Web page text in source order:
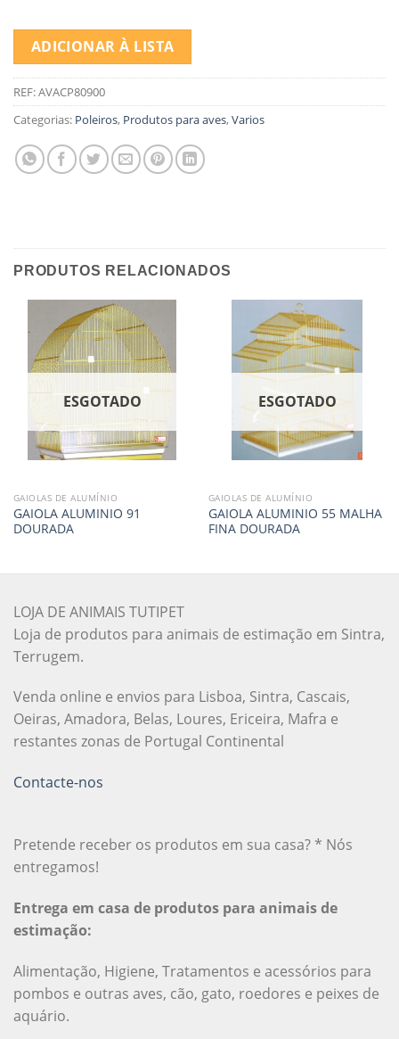
ADICIONAR À LISTA
REF:AVACP80900
Categorias: Poleiros, Produtos para aves,Varios
PRODUTOS RELACIONADOS
ESGOTADO
GAIOLAS DE ALUMÍNIO
GAIOLA ALUMINIO 91
DOURADA
ESGOTADO
GAIOLAS DE ALUMÍNIO
GAIOLA ALUMINIO 55 MALHA
FINA DOURADA
LOJA DE ANIMAIS TUTIPET
Loja de produtos para animais de estimação em Sintra,
Terrugem.
Venda online e envios para Lisboa, Sintra, Cascais,
Oeiras, Amadora, Belas, Loures, Ericeira, Mafra e
restantes zonas de Portugal Continental
Contacte-nos
Pretende receber os produtos em sua casa? * Nós
entregamos!
Entrega em casa de produtos para animais de
estimação:
Alimentação, Higiene, Tratamentos e acessórios para
pombos e outras aves, cão, gato, roedores e peixes de
aquário.